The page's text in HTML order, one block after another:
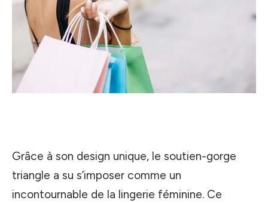
Grâce à son design unique, le soutien-gorge
triangle a su s’imposer comme un
incontournable de la lingerie féminine. Ce